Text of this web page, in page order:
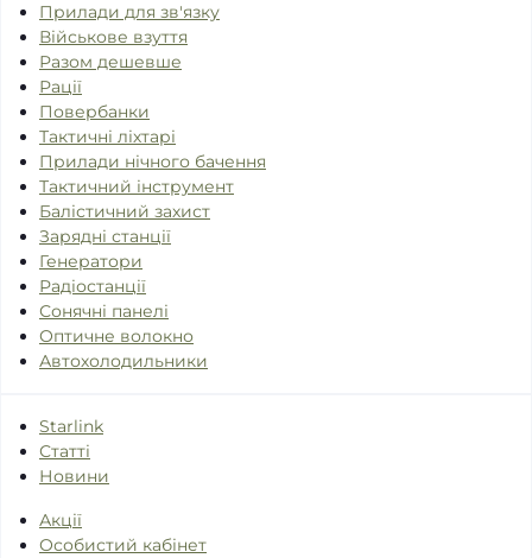
Прилади для зв'язку
Військове взуття
Разом дешевше
Рації
Повербанки
Тактичні ліхтарі
Прилади нічного бачення
Тактичний інструмент
Балістичний захист
Зарядні станції
Генератори
Радіостанції
Сонячні панелі
Оптичне волокно
Автохолодильники
Starlink
Статті
Новини
Акції
Особистий кабінет